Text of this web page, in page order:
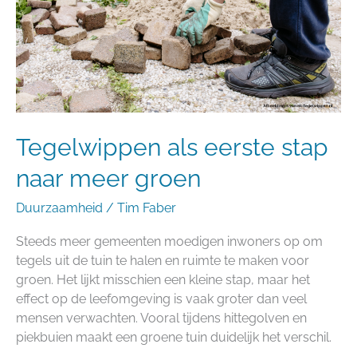
Tegelwippen als eerste stap
naar meer groen
Duurzaamheid / Tim Faber
Steeds meer gemeenten moedigen inwoners op om
tegels uit de tuin te halen en ruimte te maken voor
groen. Het lijkt misschien een kleine stap, maar het
effect op de leefomgeving is vaak groter dan veel
mensen verwachten. Vooral tijdens hittegolven en
piekbuien maakt een groene tuin duidelijk het verschil.
meer
groen